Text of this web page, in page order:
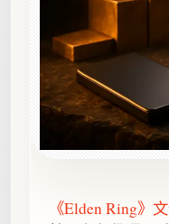
《Elden Ring》